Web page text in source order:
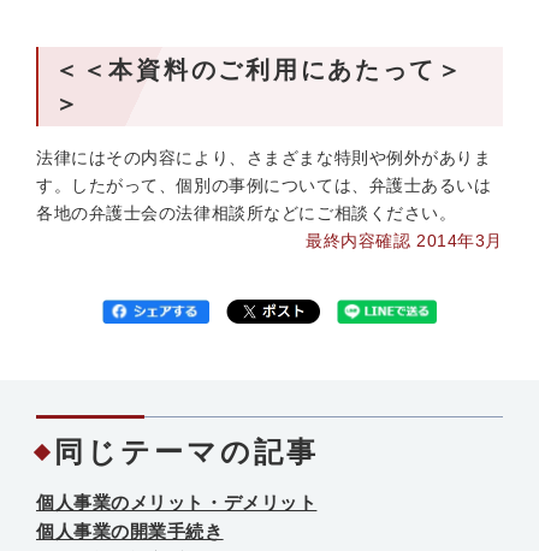
＜＜本資料のご利用にあたって＞
＞
法律にはその内容により、さまざまな特則や例外がありま
す。したがって、個別の事例については、弁護士あるいは
各地の弁護士会の法律相談所などにご相談ください。
最終内容確認 2014年3月
同じテーマの記事
個人事業のメリット・デメリット
個人事業の開業手続き